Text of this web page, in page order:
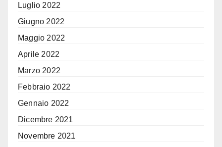
Luglio 2022
Giugno 2022
Maggio 2022
Aprile 2022
Marzo 2022
Febbraio 2022
Gennaio 2022
Dicembre 2021
Novembre 2021